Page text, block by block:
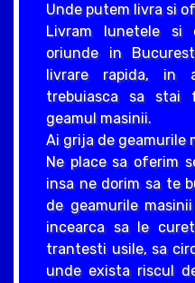
Unde putem livra si
Livram lunetele si
oriunde in
livrare rapida,
trebuiasca sa
geamul masinii.
Ai grija de geamurile
Ne place sa oferim
insa ne dorim sa te
de geamurile
incearca sa le
trantesti usile, sa
unde exista riscul